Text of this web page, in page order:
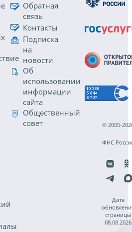
Обратная
связь
Контакты
Подписка
на
новости
Об
использовании
информации
сайта
Общественный
совет
© 2005-
ФНС
Дата
страницы
08.08.2026